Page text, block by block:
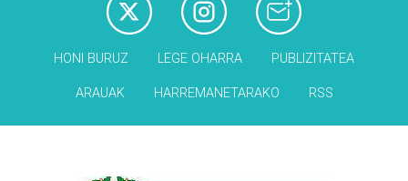
HONI BURUZ LEGE OHARRA PUBLIZITATEA
ARAUAK HARREMANETARAKO RSS